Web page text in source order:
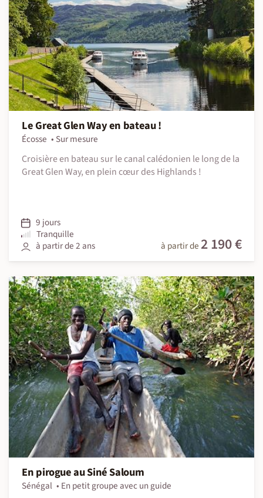
Le Great Glen Way en bateau !
Écosse
Sur mesure
Croisière en bateau sur le canal calédonien le long de la
Great Glen Way, en plein cœur des Highlands !
9 jours
Tranquille
à partir de 2 ans
à partir de 2 190 €
En pirogue au Siné Saloum
Sénégal
En petit groupe avec un guide